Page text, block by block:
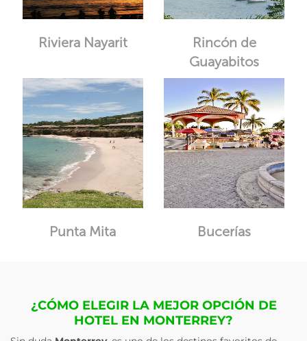
Riviera Nayarit
Rincón de
Guayabitos
Punta Mita Bucerías
¿CÓMO ELEGIR LA MEJOR OPCIÓN DE
HOTEL EN MONTERREY?